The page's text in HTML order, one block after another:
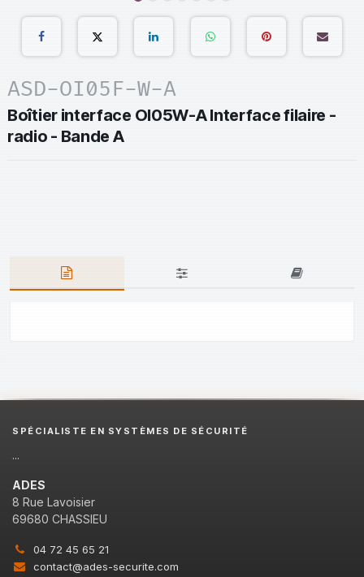
ASD-OI05F-W-A
Boîtier interface OI05W-A Interface filaire -
radio - Bande A
SPÉCIALISTE EN SYSTÈMES DE SÉCURITÉ
...
ADES
8 Rue Lavoisier
69680 CHASSIEU
04 72 45 65 21
contact@ades-securite.com